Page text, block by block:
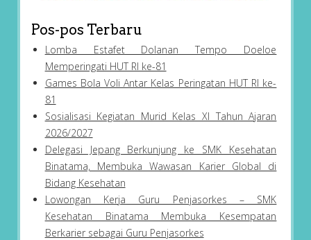
Pos-pos Terbaru
Lomba Estafet Dolanan Tempo Doeloe
Memperingati HUT RI ke-81
Games Bola Voli Antar Kelas Peringatan HUT RI ke-
81
Sosialisasi Kegiatan Murid Kelas XI Tahun Ajaran
2026/2027
Delegasi Jepang Berkunjung ke SMK Kesehatan
Binatama, Membuka Wawasan Karier Global di
Bidang Kesehatan
Lowongan Kerja Guru Penjasorkes – SMK
Kesehatan Binatama Membuka Kesempatan
Berkarier sebagai Guru Penjasorkes